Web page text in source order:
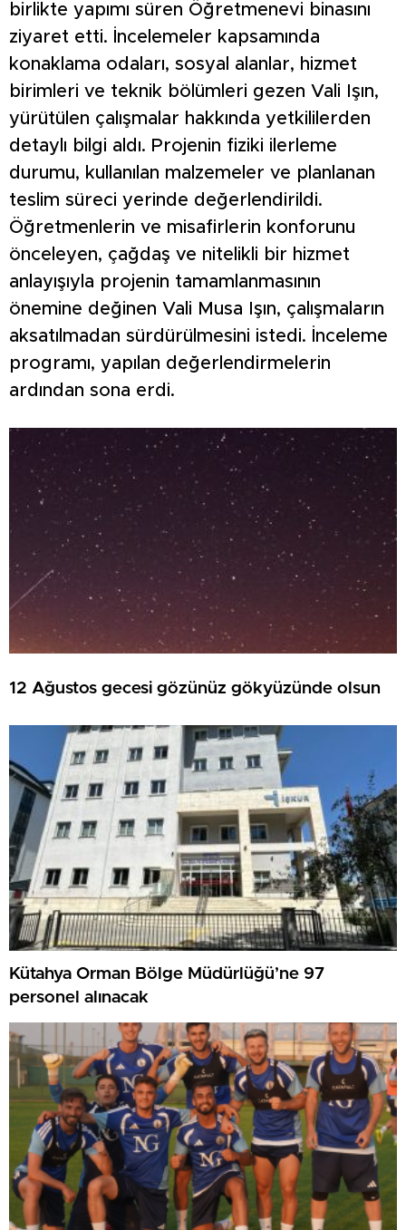
birlikte yapımı süren Öğretmenevi binasını
ziyaret etti. İncelemeler kapsamında
konaklama odaları, sosyal alanlar, hizmet
birimleri ve teknik bölümleri gezen Vali Işın,
yürütülen çalışmalar hakkında yetkililerden
detaylı bilgi aldı. Projenin fiziki ilerleme
durumu, kullanılan malzemeler ve planlanan
teslim süreci yerinde değerlendirildi.
Öğretmenlerin ve misafirlerin konforunu
önceleyen, çağdaş ve nitelikli bir hizmet
anlayışıyla projenin tamamlanmasının
önemine değinen Vali Musa Işın, çalışmaların
aksatılmadan sürdürülmesini istedi. İnceleme
programı, yapılan değerlendirmelerin
ardından sona erdi.
12 Ağustos gecesi gözünüz gökyüzünde olsun
Kütahya Orman Bölge Müdürlüğü’ne 97
personel alınacak